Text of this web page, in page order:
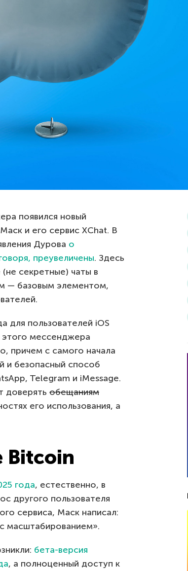
появился новый
и его сервис XChat. В
Дурова о
преувеличены. Здесь
секретные) чаты в
— базовым элементом,
для пользователей iOS
этого мессенджера
причем с самого начала
и безопасный способ
Telegram и iMessage.
доверять обещаниям
его использования, а
Bitcoin
года, естественно, в
другого пользователя
сервиса, Маск написал:
масштабированием».
бета-версия
, а полноценный доступ к